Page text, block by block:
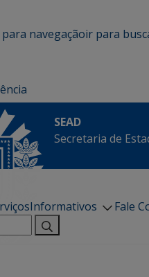
navegaçãoir para
SEAD
Secretaria de
Informativos
Fale